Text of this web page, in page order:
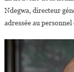
Ndegwa, directeur
adressée au